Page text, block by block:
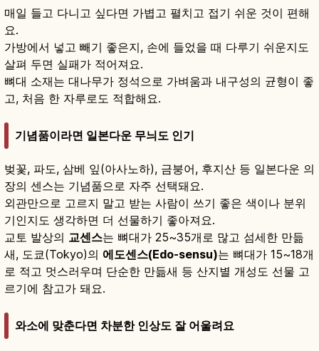
매일 들고 다니고 싶다면 가볍고 펼치고 접기 쉬운 것이 편해
요.
가방에서 넣고 빼기 좋은지, 손에 들었을 때 다루기 쉬운지도
살펴 두면 실패가 적어져요.
뼈대 소재는 대나무가 정석으로 가벼움과 내구성의 균형이 좋
고, 처음 한 자루로도 적합해요.
기념품이라면 일본다운 무늬도 인기
벚꽃, 파도, 삼베 잎(아사노하), 금붕어, 후지산 등 일본다운 의
장의 센스는 기념품으로 자주 선택돼요.
외관만으로 고르지 말고 받는 사람이 쓰기 좋은 색이나 분위
기인지도 생각하면 더 선물하기 좋아져요.
교토 발상의 교센스는 뼈대가 25~35개로 많고 섬세한 만듦
새, 도쿄(Tokyo)의 에도센스(Edo-sensu)는 뼈대가 15~18개
로 적고 멋스러우며 단순한 만듦새 등 산지별 개성도 선물 고
르기에 참고가 돼요.
와소에 맞춘다면 차분한 인상도 잘 어울려요